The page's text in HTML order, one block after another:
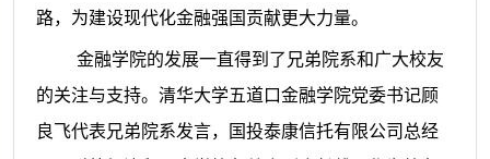
路，为建设现代化金融强国贡献更大力量。
金融学院的发展一直得到了兄弟院系和广大校友
的关注与支持。清华大学五道口金融学院党委书记顾
良飞代表兄弟院系发言，国投泰康信托有限公司总经